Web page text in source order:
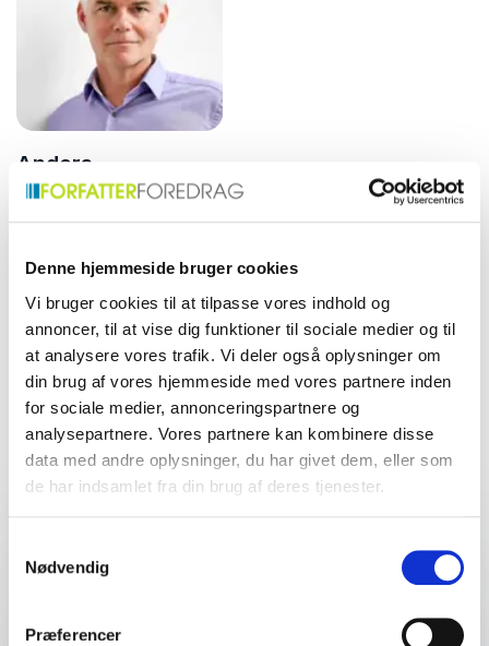
Denne hjemmeside bruger cookies
Vi bruger cookies til at tilpasse vores indhold og
annoncer, til at vise dig funktioner til sociale medier og til
at analysere vores trafik. Vi deler også oplysninger om
din brug af vores hjemmeside med vores partnere inden
for sociale medier, annonceringspartnere og
analysepartnere. Vores partnere kan kombinere disse
data med andre oplysninger, du har givet dem, eller som
de har indsamlet fra din brug af deres tjenester.
Nødvendig
Præferencer
Anders
Stahlschmidt
Organisationskonsulent med
konflikthåndtering,
opbygning af stærke
samarbejdskulturer
Find det perfekte match til dit event
Dit navn
E-mail